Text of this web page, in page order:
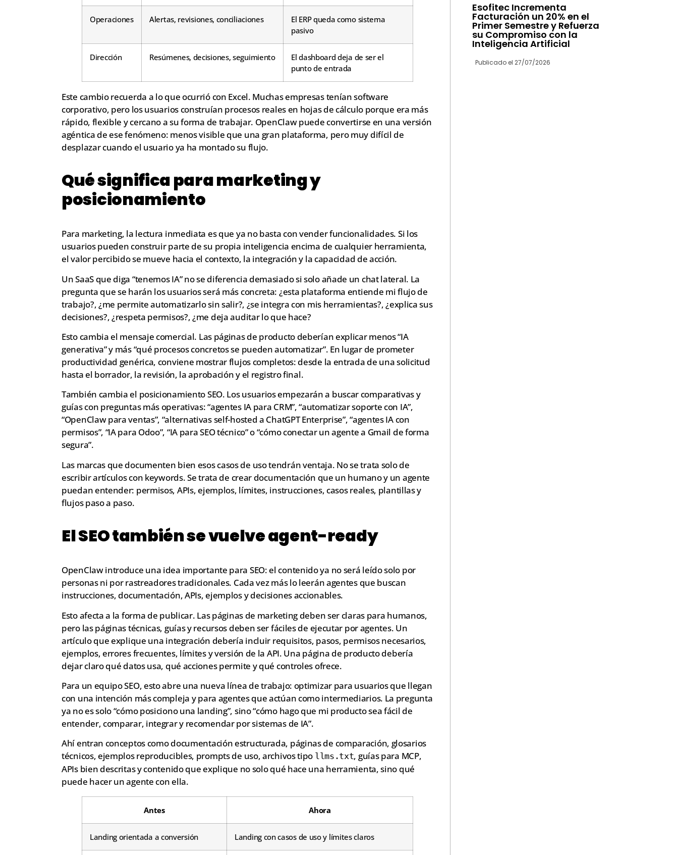
Operaciones Alertas, revisiones, conciliaciones
El ERP queda como sistema
pasivo
Dirección Resúmenes, decisiones, seguimiento
El dashboard deja de ser el
punto de entrada
Este cambio recuerda a lo que ocurrió con Excel. Muchas empresas tenían software
corporativo, pero los usuarios construían procesos reales en hojas de cálculo porque era más
rápido, flexible y cercano a su forma de trabajar. OpenClaw puede convertirse en una versión
agéntica de ese fenómeno: menos visible que una gran plataforma, pero muy difícil de
desplazar cuando el usuario ya ha montado su flujo.
Qué significa para marketing y
posicionamiento
Para marketing, la lectura inmediata es que ya no basta con vender funcionalidades. Si los
usuarios pueden construir parte de su propia inteligencia encima de cualquier herramienta,
el valor percibido se mueve hacia el contexto, la integración y la capacidad de acción.
Un SaaS que diga “tenemos IA” no se diferencia demasiado si solo añade un chat lateral. La
pregunta que se harán los usuarios será más concreta: ¿esta plataforma entiende mi flujo de
trabajo?, ¿me permite automatizarlo sin salir?, ¿se integra con mis herramientas?, ¿explica sus
decisiones?, ¿respeta permisos?, ¿me deja auditar lo que hace?
Esto cambia el mensaje comercial. Las páginas de producto deberían explicar menos “IA
generativa” y más “qué procesos concretos se pueden automatizar”. En lugar de prometer
productividad genérica, conviene mostrar flujos completos: desde la entrada de una solicitud
hasta el borrador, la revisión, la aprobación y el registro final.
También cambia el posicionamiento SEO. Los usuarios empezarán a buscar comparativas y
guías con preguntas más operativas: “agentes IA para CRM”, “automatizar soporte con IA”,
“OpenClaw para ventas”, “alternativas self-hosted a ChatGPT Enterprise”, “agentes IA con
permisos”, “IA para Odoo”, “IA para SEO técnico” o “cómo conectar un agente a Gmail de forma
segura”.
Las marcas que documenten bien esos casos de uso tendrán ventaja. No se trata solo de
escribir artículos con keywords. Se trata de crear documentación que un humano y un agente
puedan entender: permisos, APIs, ejemplos, límites, instrucciones, casos reales, plantillas y
flujos paso a paso.
El SEO también se vuelve agent-ready
OpenClaw introduce una idea importante para SEO: el contenido ya no será leído solo por
personas ni por rastreadores tradicionales. Cada vez más lo leerán agentes que buscan
instrucciones, documentación, APIs, ejemplos y decisiones accionables.
Esto afecta a la forma de publicar. Las páginas de marketing deben ser claras para humanos,
pero las páginas técnicas, guías y recursos deben ser fáciles de ejecutar por agentes. Un
artículo que explique una integración debería incluir requisitos, pasos, permisos necesarios,
ejemplos, errores frecuentes, límites y versión de la API. Una página de producto debería
dejar claro qué datos usa, qué acciones permite y qué controles ofrece.
Para un equipo SEO, esto abre una nueva línea de trabajo: optimizar para usuarios que llegan
con una intención más compleja y para agentes que actúan como intermediarios. La pregunta
ya no es solo “cómo posiciono una landing”, sino “cómo hago que mi producto sea fácil de
entender, comparar, integrar y recomendar por sistemas de IA”.
Ahí entran conceptos como documentación estructurada, páginas de comparación, glosarios
técnicos, ejemplos reproducibles, prompts de uso, archivos tipo llms.txt, guías para MCP,
APIs bien descritas y contenido que explique no solo qué hace una herramienta, sino qué
puede hacer un agente con ella.
Antes Ahora
Landing orientada a conversión Landing con casos de uso y límites claros
Esofitec Incrementa
Facturación un 20% en el
Primer Semestre y Refuerza
su Compromiso con la
Inteligencia Artificial
Publicado el 27/07/2026